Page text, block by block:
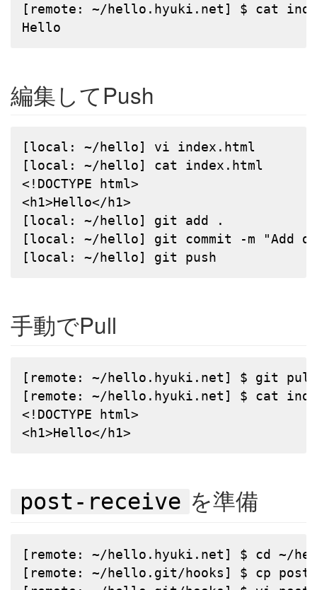
[remote: ~/hello.hyuki.net] $ cat
Hello
編集してPush
[local: ~/hello] vi index.html
[local: ~/hello] cat index.html
<!DOCTYPE html>
<h1>Hello</h1>
[local: ~/hello] git add .
[local: ~/hello] git commit -m "Add
[local: ~/hello] git push
手動でPull
[remote: ~/hello.hyuki.net] $ git pull
[remote: ~/hello.hyuki.net] $ cat
<!DOCTYPE html>
<h1>Hello</h1>
post-receive を準備
[remote: ~/hello.hyuki.net] $ cd ~/
[remote: ~/hello.git/hooks] $ cp post-